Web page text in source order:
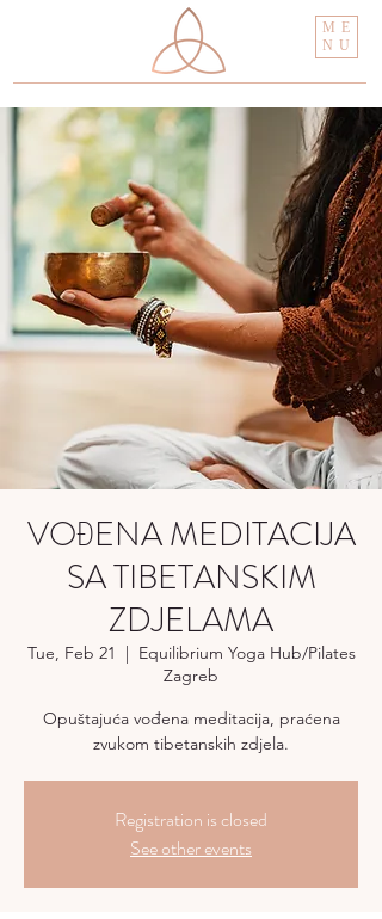
ME
NU
VOĐENA MEDITACIJA
SA TIBETANSKIM
ZDJELAMA
Tue, Feb 21
  |
Equilibrium Yoga Hub/Pilates
Zagreb
Opuštajuća vođena meditacija, praćena
zvukom tibetanskih zdjela.
Registration is closed
See other events